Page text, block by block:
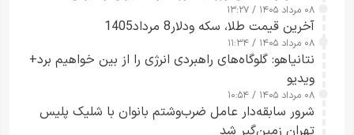
۰۸ مرداد ۱۴۰۵ / ۱۳:۲۷
آخرین قیمت طلا، سکه ودلار8 مرداد1405
۰۸ مرداد ۱۴۰۵ / ۱۱:۳۴
نتانیاهو: گلوگاه‌های راهبردی انرژی را از بین خواهیم برد+
ویدیو
۰۸ مرداد ۱۴۰۵ / ۱۰:۵۴
شرور سابقه‌دار عامل ضرب‌وشتم بانوان با شلیک پلیس